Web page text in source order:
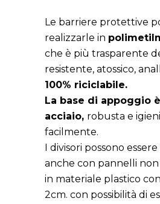
Le barriere protettive
realizzarle in
che è più trasparente
resistente, atossico,
100% riciclabile.
La base di appoggio
acciaio, robusta e
facilmente.
I divisori possono
anche con pannelli
in materiale plastico
2cm. con possibilità di